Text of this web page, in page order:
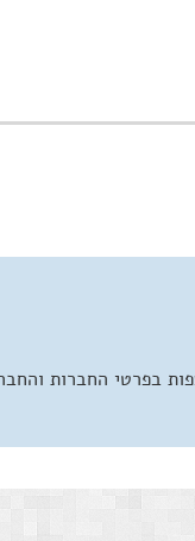
בפרטי החברות